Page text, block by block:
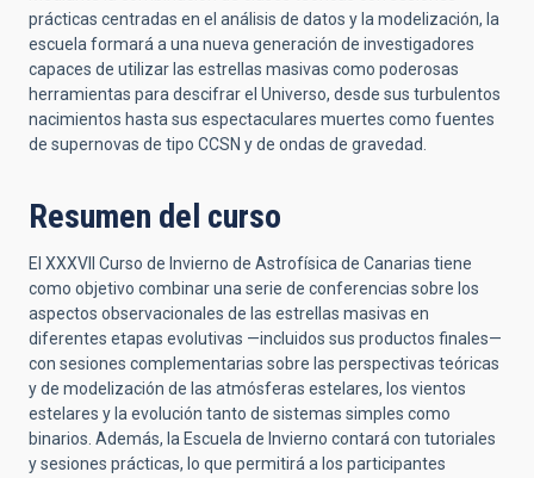
prácticas centradas en el análisis de datos y la modelización, la
escuela formará a una nueva generación de investigadores
capaces de utilizar las estrellas masivas como poderosas
herramientas para descifrar el Universo, desde sus turbulentos
nacimientos hasta sus espectaculares muertes como fuentes
de supernovas de tipo CCSN y de ondas de gravedad.
Resumen del curso
El XXXVII Curso de Invierno de Astrofísica de Canarias tiene
como objetivo combinar una serie de conferencias sobre los
aspectos observacionales de las estrellas masivas en
diferentes etapas evolutivas —incluidos sus productos finales—
con sesiones complementarias sobre las perspectivas teóricas
y de modelización de las atmósferas estelares, los vientos
estelares y la evolución tanto de sistemas simples como
binarios. Además, la Escuela de Invierno contará con tutoriales
y sesiones prácticas, lo que permitirá a los participantes